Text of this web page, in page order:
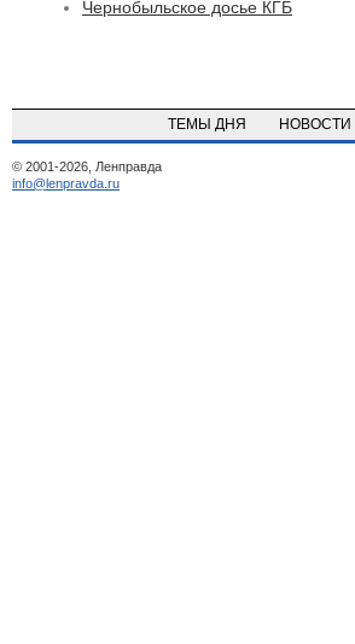
Чернобыльское досье КГБ
ТЕМЫ ДНЯ НОВОСТИ
© 2001-2026, Ленправда
info@lenpravda.ru